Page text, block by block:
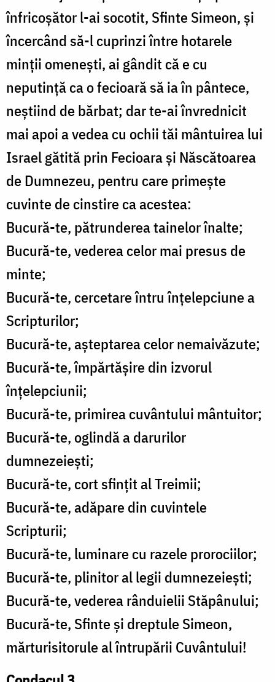
înfricoșător l-ai socotit, Sfinte Simeon, și
încercând să-l cuprinzi între hotarele
minții omenești, ai gândit că e cu
neputință ca o fecioară să ia în pântece,
neștiind de bărbat; dar te-ai învrednicit
mai apoi a vedea cu ochii tăi mântuirea lui
Israel gătită prin Fecioara și Născătoarea
de Dumnezeu, pentru care primește
cuvinte de cinstire ca acestea:
Bucură-te, pătrunderea tainelor înalte;
Bucură-te, vederea celor mai presus de
minte;
Bucură-te, cercetare întru înțelepciune a
Scripturilor;
Bucură-te, așteptarea celor nemaivăzute;
Bucură-te, împărtășire din izvorul
înțelepciunii;
Bucură-te, primirea cuvântului mântuitor;
Bucură-te, oglindă a darurilor
dumnezeiești;
Bucură-te, cort sfințit al Treimii;
Bucură-te, adăpare din cuvintele
Scripturii;
Bucură-te, luminare cu razele prorociilor;
Bucură-te, plinitor al legii dumnezeiești;
Bucură-te, vederea rânduielii Stăpânului;
Bucură-te, Sfinte și dreptule Simeon,
mărturisitorule al întrupării Cuvântului!